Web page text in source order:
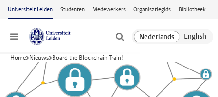
Ga naar hoofdinhoud
Universiteit Leiden Studenten Medewerkers Organisatiegids Bibliotheek
Menu
Home Nieuws Board the Blockchain Train!